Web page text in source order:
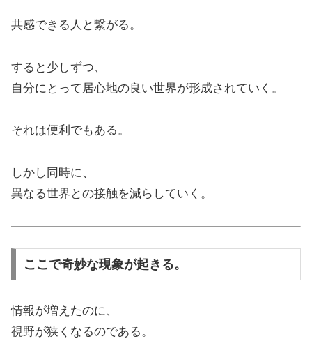
共感できる人と繋がる。
すると少しずつ、
自分にとって居心地の良い世界が形成されていく。
それは便利でもある。
しかし同時に、
異なる世界との接触を減らしていく。
ここで奇妙な現象が起きる。
情報が増えたのに、
視野が狭くなるのである。